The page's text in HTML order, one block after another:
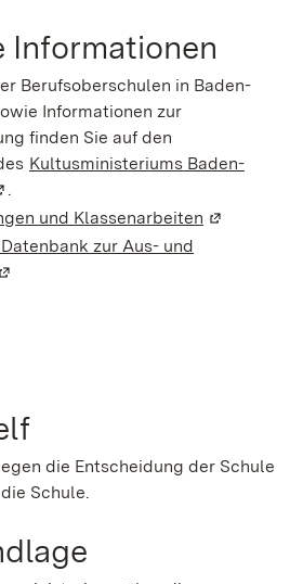
Informationen
Berufsoberschulen in Baden-
Informationen zur
finden Sie auf den
Kultusministeriums Baden-
in einem neuen Fenster geöffnet)
.
und Klassenarbeiten (Wird in
Datenbank zur Aus- und
(Wird in einem neuen Fenster
die Entscheidung der Schule
Schule.